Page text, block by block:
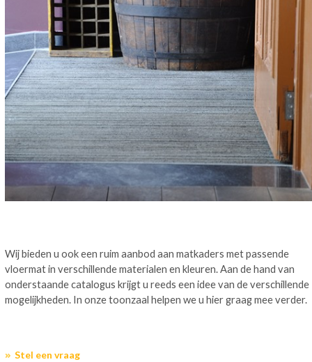
Wij bieden u ook een ruim aanbod aan matkaders met passende
vloermat in verschillende materialen en kleuren. Aan de hand van
onderstaande catalogus krijgt u reeds een idee van de verschillende
mogelijkheden. In onze toonzaal helpen we u hier graag mee verder.
Stel een vraag